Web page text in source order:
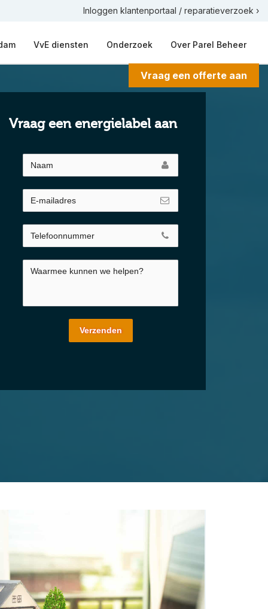
Inloggen klantenportaal / reparatieverzoek ›
VvE diensten Onderzoek Over Parel Beheer
Vraag een offerte aan
Vraag een energielabel aan
Verzenden